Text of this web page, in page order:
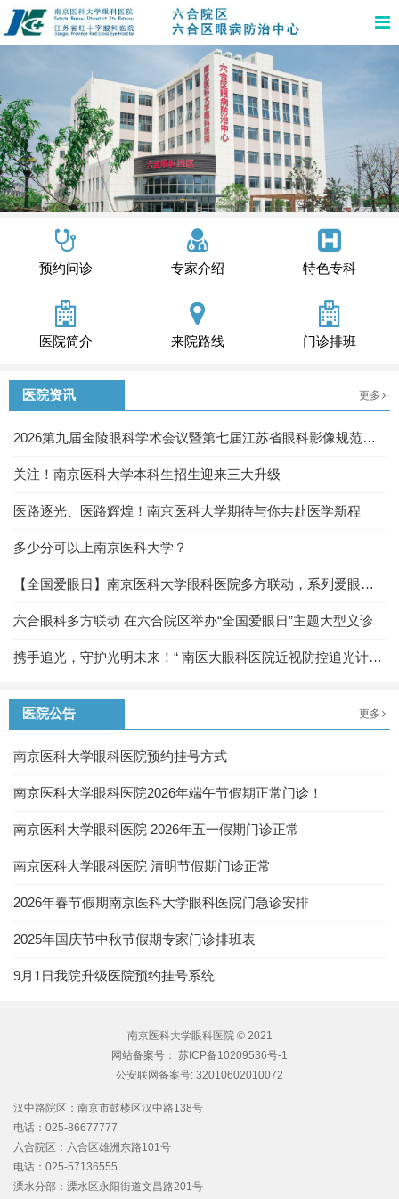
预约问诊 专家介绍 特色专科
医院简介 来院路线 门诊排班
医院资讯 更多
2026第九届金陵眼科学术会议暨第七届江苏省眼科影像规范化
及眼底病诊疗新进展学习班圆满落幕
关注！南京医科大学本科生招生迎来三大升级
医路逐光、医路辉煌！南京医科大学期待与你共赴医学新程
多少分可以上南京医科大学？
【全国爱眼日】南京医科大学眼科医院多方联动，系列爱眼活
动守护“心灵之窗”
六合眼科多方联动 在六合院区举办“全国爱眼日”主题大型义诊
携手追光，守护光明未来！“ 南医大眼科医院近视防控追光计
医院公告
更多
南京医科大学眼科医院预约挂号方式
南京医科大学眼科医院2026年端午节假期正常门诊！
南京医科大学眼科医院 2026年五一假期门诊正常
南京医科大学眼科医院 清明节假期门诊正常
2026年春节假期南京医科大学眼科医院门急诊安排
2025年国庆节中秋节假期专家门诊排班表
9月1日我院升级医院预约挂号系统
南京医科大学眼科医院 © 2021
网站备案号： 苏ICP备10209536号-1
公安联网备案号: 32010602010072
汉中路院区：南京市鼓楼区汉中路138号
电话：025-86677777
六合院区：六合区雄洲东路101号
电话：025-57136555
溧水分部：溧水区永阳街道文昌路201号